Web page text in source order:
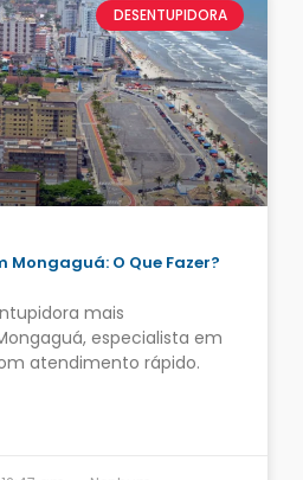
DESENTUPIDORA
Mongaguá: O Que Fazer?
mais
especialista em
atendimento rápido.